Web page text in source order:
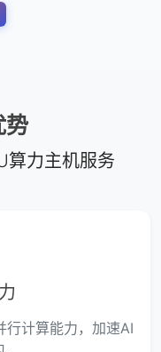
势
算力主机服务
行计算能力，加速AI